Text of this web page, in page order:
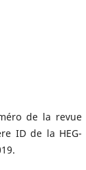
de la revue
ID de la HEG-